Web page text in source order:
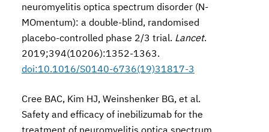
neuromyelitis optica spectrum disorder (N-
MOmentum): a double-blind, randomised
placebo-controlled phase 2/3 trial. Lancet.
2019;394(10206):1352-1363.
doi:10.1016/S0140-6736(19)31817-3
Cree BAC, Kim HJ, Weinshenker BG, et al.
Safety and efficacy of inebilizumab for the
treatment of neuromyelitis optica spectrum